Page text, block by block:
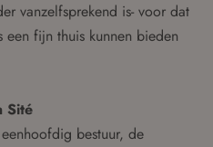
vanzelfsprekend is- voor dat
fijn thuis kunnen bieden
Sité
bestuur, de